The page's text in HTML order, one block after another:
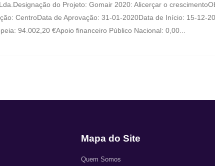
do Projeto: Gomair 2020: Alicerçar o
CentroData de Aprovação: 31-01-2020Data de Início: 15-12-
94.002,20 €Apoio financeiro Público Nacional: 0,00...
Mapa do Site
Quem Somos